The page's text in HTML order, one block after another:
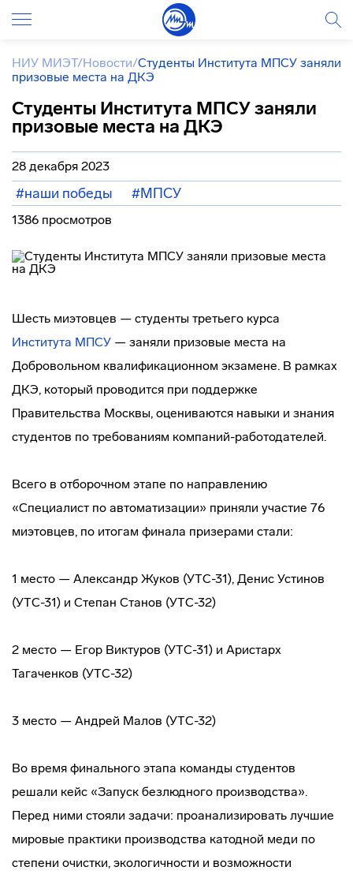
НИУ МИЭТ/Новости/Студенты Института МПСУ заняли
призовые места на ДКЭ
Студенты Института МПСУ заняли
призовые места на ДКЭ
28 декабря 2023
#наши победы #МПСУ
1386 просмотров
Шесть миэтовцев — студенты третьего курса
Института МПСУ — заняли призовые места на
Добровольном квалификационном экзамене. В рамках
ДКЭ, который проводится при поддержке
Правительства Москвы, оцениваются навыки и знания
студентов по требованиям компаний-работодателей.
Всего в отборочном этапе по направлению
«Специалист по автоматизации» приняли участие 76
миэтовцев, по итогам финала призерами стали:
1 место — Александр Жуков (УТС-31), Денис Устинов
(УТС-31) и Степан Станов (УТС-32)
2 место — Егор Виктуров (УТС-31) и Аристарх
Тагаченков (УТС-32)
3 место — Андрей Малов (УТС-32)
Во время финального этапа команды студентов
решали кейс «Запуск безлюдного производства».
Перед ними стояли задачи: проанализировать лучшие
мировые практики производства катодной меди по
степени очистки, экологичности и возможности